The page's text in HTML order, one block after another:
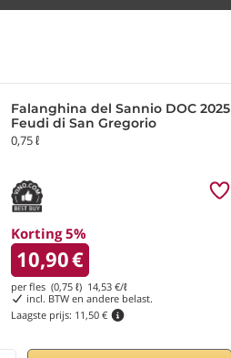
Falanghina del Sannio DOC 2025
Feudi di San Gregorio
0,75 ℓ
Korting 5%
10,90€
per fles (0,75 ℓ) 14,53 €/ℓ
incl. BTW en andere belast.
Laagste prijs: 11,50 €